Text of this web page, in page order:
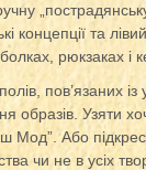
концепції та
рюкзаках і
пов’язаних
образів. Узяти
Мод”. Або
чи не в усіх